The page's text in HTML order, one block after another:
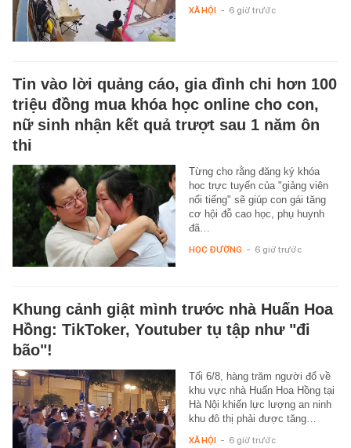
XÃ HỘI - 6 giờ trước
Tin vào lời quảng cáo, gia đình chi hơn 100
triệu đồng mua khóa học online cho con,
nữ sinh nhận kết quả trượt sau 1 năm ôn
thi
Từng cho rằng đăng ký khóa
học trực tuyến của "giảng viên
nổi tiếng" sẽ giúp con gái tăng
cơ hội đỗ cao học, phụ huynh
đã…
HỌC ĐƯỜNG - 6 giờ trước
Khung cảnh giật mình trước nhà Huấn Hoa
Hồng: TikToker, Youtuber tụ tập như "đi
bão"!
Tối 6/8, hàng trăm người đổ về
khu vực nhà Huấn Hoa Hồng tại
Hà Nội khiến lực lượng an ninh
khu đô thị phải được tăng…
XÃ HỘI - 6 giờ trước